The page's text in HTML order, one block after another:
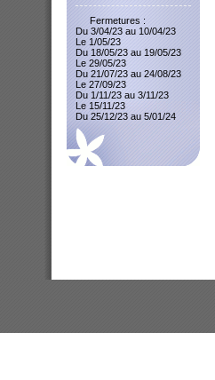
Fermetures :
Du 3/04/23 au 10/04/23
Le 1/05/23
Du 18/05/23 au 19/05/23
Le 29/05/23
Du 21/07/23 au 24/08/23
Le 27/09/23
Du 1/11/23 au 3/11/23
Le 15/11/23
Du 25/12/23 au 5/01/24